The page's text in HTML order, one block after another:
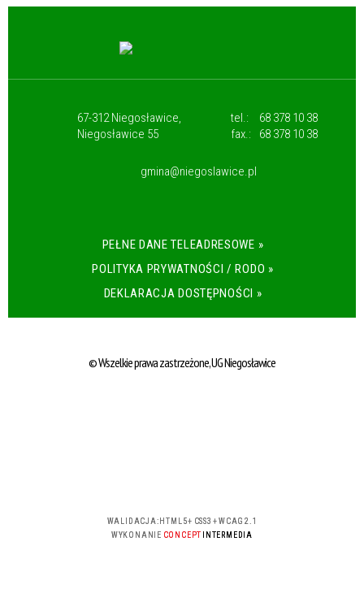
67-312 Niegosławice,
Niegosławice 55
tel.:
68 378 10 38
fax.:
68 378 10 38
gmina@niegoslawice.pl
PEŁNE DANE TELEADRESOWE »
POLITYKA PRYWATNOŚCI / RODO »
DEKLARACJA DOSTĘPNOŚCI »
© Wszelkie prawa zastrzeżone, UG Niegosławice
WALIDACJA: HTML5+ CSS3 +WCAG 2.1
WYKONANIE CONCEPT INTERMEDIA